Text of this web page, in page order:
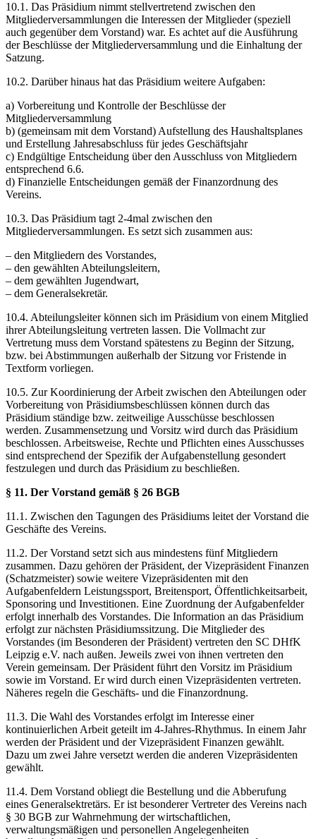
10.1. Das Präsidium nimmt stellvertretend zwischen den
Mitgliederversammlungen die Interessen der Mitglieder (speziell
auch gegenüber dem Vorstand) war. Es achtet auf die Ausführung
der Beschlüsse der Mitgliederversammlung und die Einhaltung der
Satzung.
10.2. Darüber hinaus hat das Präsidium weitere Aufgaben:
a) Vorbereitung und Kontrolle der Beschlüsse der
Mitgliederversammlung
b) (gemeinsam mit dem Vorstand) Aufstellung des Haushaltsplanes
und Erstellung Jahresabschluss für jedes Geschäftsjahr
c) Endgültige Entscheidung über den Ausschluss von Mitgliedern
entsprechend 6.6.
d) Finanzielle Entscheidungen gemäß der Finanzordnung des
Vereins.
10.3. Das Präsidium tagt 2-4mal zwischen den
Mitgliederversammlungen. Es setzt sich zusammen aus:
– den Mitgliedern des Vorstandes,
– den gewählten Abteilungsleitern,
– dem gewählten Jugendwart,
– dem Generalsekretär.
10.4. Abteilungsleiter können sich im Präsidium von einem Mitglied
ihrer Abteilungsleitung vertreten lassen. Die Vollmacht zur
Vertretung muss dem Vorstand spätestens zu Beginn der Sitzung,
bzw. bei Abstimmungen außerhalb der Sitzung vor Fristende in
Textform vorliegen.
10.5. Zur Koordinierung der Arbeit zwischen den Abteilungen oder
Vorbereitung von Präsidiumsbeschlüssen können durch das
Präsidium ständige bzw. zeitweilige Ausschüsse beschlossen
werden. Zusammensetzung und Vorsitz wird durch das Präsidium
beschlossen. Arbeitsweise, Rechte und Pflichten eines Ausschusses
sind entsprechend der Spezifik der Aufgabenstellung gesondert
festzulegen und durch das Präsidium zu beschließen.
§ 11. Der Vorstand gemäß § 26 BGB
11.1. Zwischen den Tagungen des Präsidiums leitet der Vorstand die
Geschäfte des Vereins.
11.2. Der Vorstand setzt sich aus mindestens fünf Mitgliedern
zusammen. Dazu gehören der Präsident, der Vizepräsident Finanzen
(Schatzmeister) sowie weitere Vizepräsidenten mit den
Aufgabenfeldern Leistungssport, Breitensport, Öffentlichkeitsarbeit,
Sponsoring und Investitionen. Eine Zuordnung der Aufgabenfelder
erfolgt innerhalb des Vorstandes. Die Information an das Präsidium
erfolgt zur nächsten Präsidiumssitzung. Die Mitglieder des
Vorstandes (im Besonderen der Präsident) vertreten den SC DHfK
Leipzig e.V. nach außen. Jeweils zwei von ihnen vertreten den
Verein gemeinsam. Der Präsident führt den Vorsitz im Präsidium
sowie im Vorstand. Er wird durch einen Vizepräsidenten vertreten.
Näheres regeln die Geschäfts- und die Finanzordnung.
11.3. Die Wahl des Vorstandes erfolgt im Interesse einer
kontinuierlichen Arbeit geteilt im 4-Jahres-Rhythmus. In einem Jahr
werden der Präsident und der Vizepräsident Finanzen gewählt.
Dazu um zwei Jahre versetzt werden die anderen Vizepräsidenten
gewählt.
11.4. Dem Vorstand obliegt die Bestellung und die Abberufung
eines Generalsektretärs. Er ist besonderer Vertreter des Vereins nach
§ 30 BGB zur Wahrnehmung der wirtschaftlichen,
verwaltungsmäßigen und personellen Angelegenheiten